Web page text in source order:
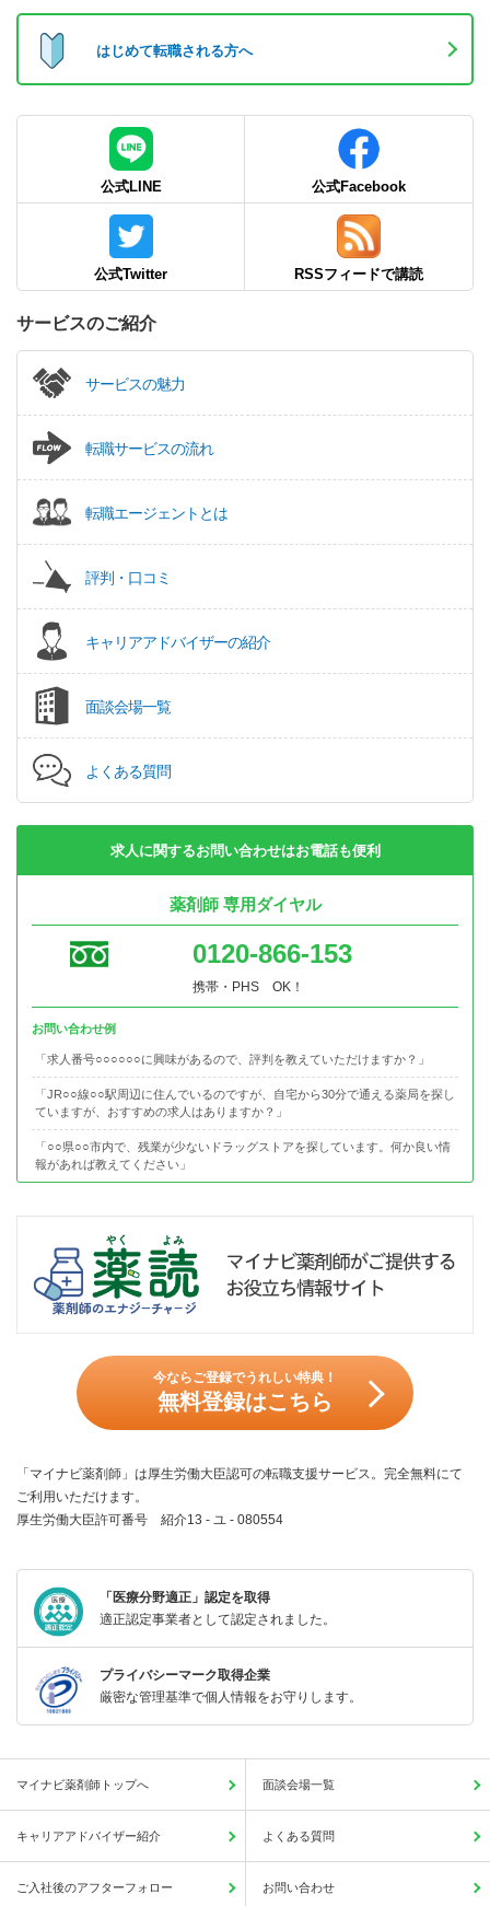
はじめて転職される方へ
公式LINE 公式Facebook
公式Twitter RSSフィードで講読
サービスのご紹介
サービスの魅力
転職サービスの流れ
転職エージェントとは
評判・口コミ
キャリアアドバイザーの紹介
面談会場一覧
よくある質問
求人に関するお問い合わせはお電話も便利
薬剤師 専用ダイヤル
0120-866-153
携帯・PHS OK！
お問い合わせ例
「求人番号○○○○○○に興味があるので、評判を教えていただけますか？」
「JR○○線○○駅周辺に住んでいるのですが、自宅から30分で通える薬局を探し
ていますが、おすすめの求人はありますか？」
「○○県○○市内で、残業が少ないドラッグストアを探しています。何か良い情
報があれば教えてください」
今ならご登録でうれしい特典！
無料登録はこちら
「マイナビ薬剤師」は厚生労働大臣認可の転職支援サービス。完全無料にて
ご利用いただけます。
厚生労働大臣許可番号 紹介13 - ユ - 080554
「医療分野適正」認定を取得
適正認定事業者として認定されました。
プライバシーマーク取得企業
厳密な管理基準で個人情報をお守りします。
マイナビ薬剤師トップへ 面談会場一覧
キャリアアドバイザー紹介 よくある質問
ご入社後のアフターフォロー お問い合わせ